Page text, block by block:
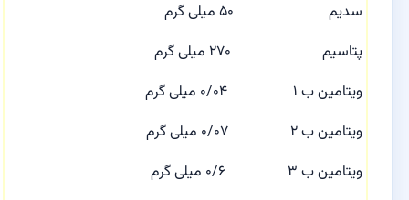
سدیم ۵۰ میلی گرم
پتاسیم ۲۷۰ میلی گرم
ویتامین ب ۱ ۰/۰۴ میلی گرم
ویتامین ب ۲ ۰/۰۷ میلی گرم
ویتامین ب ۳ ۰/۶ میلی گرم